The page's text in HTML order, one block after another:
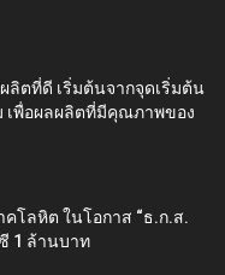
ลิตที่ดี เริ่มต้นจากจุดเริ่มต้น
เพื่อผลผลิตที่มีคุณภาพของ
โลหิต ในโอกาส “ธ.ก.ส.
1 ล้านบาท